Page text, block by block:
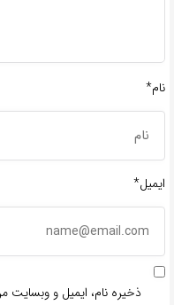
نام*
ایمیل*
ذخیره نام، ایمیل و وبسایت